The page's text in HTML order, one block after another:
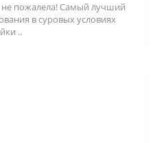
не пожалела! Самый лучший
в суровых условиях
..